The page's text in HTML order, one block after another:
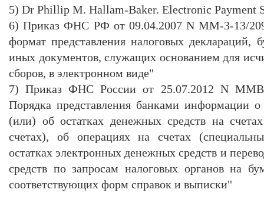
5) Dr Phillip M. Hallam-Baker. Electronic Payment
6) Приказ ФНС РФ от 09.04.2007 N ММ-3-13/
формат представления налоговых деклараций,
иных документов, служащих основанием для
сборов, в электронном виде"
7) Приказ ФНС России от 25.07.2012 N
Порядка представления банками информации
(или) об остатках денежных средств на
счетах), об операциях на счетах
остатках электронных денежных средств и
средств по запросам налоговых органов на
соответствующих форм справок и выписки"